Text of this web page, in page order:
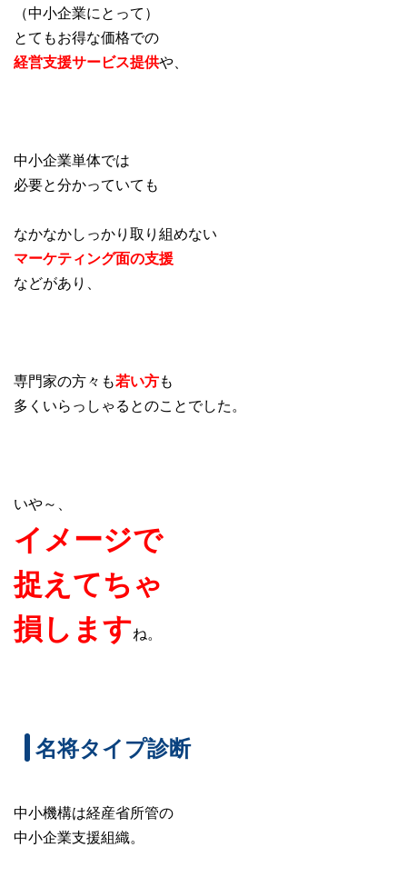
（中小企業にとって）
とてもお得な価格での
経営支援サービス提供や、
中小企業単体では
必要と分かっていても
なかなかしっかり取り組めない
マーケティング面の支援
などがあり、
専門家の方々も若い方も
多くいらっしゃるとのことでした。
いや～、
イメージで
捉えてちゃ
損しますね。
名将タイプ診断
中小機構は経産省所管の
中小企業支援組織。